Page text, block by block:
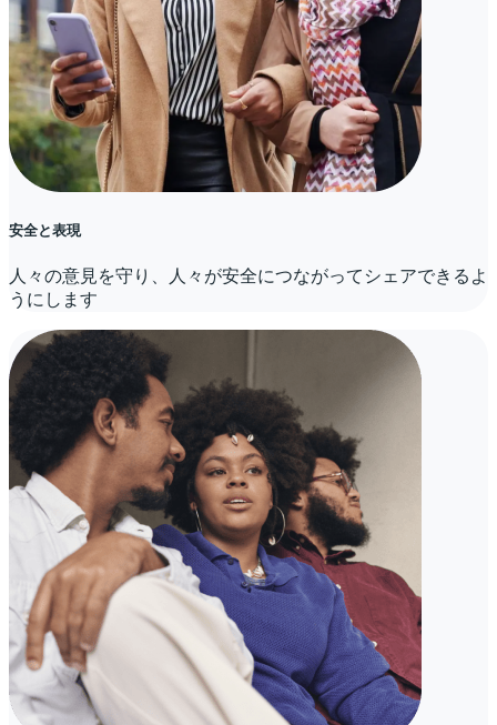
安全と表現
人々の意見を守り、人々が安全につながってシェアできるよ
うにします